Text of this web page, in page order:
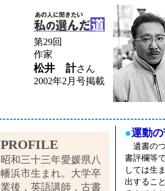
第29回
作家
松井 計さん
2002年2月号掲載
PROFILE
昭和三十三年愛媛県八
幡浜市生まれ。大学卒
業後，英語講師，古書
●運動
遺書の
書評欄等
しては生
出するこ